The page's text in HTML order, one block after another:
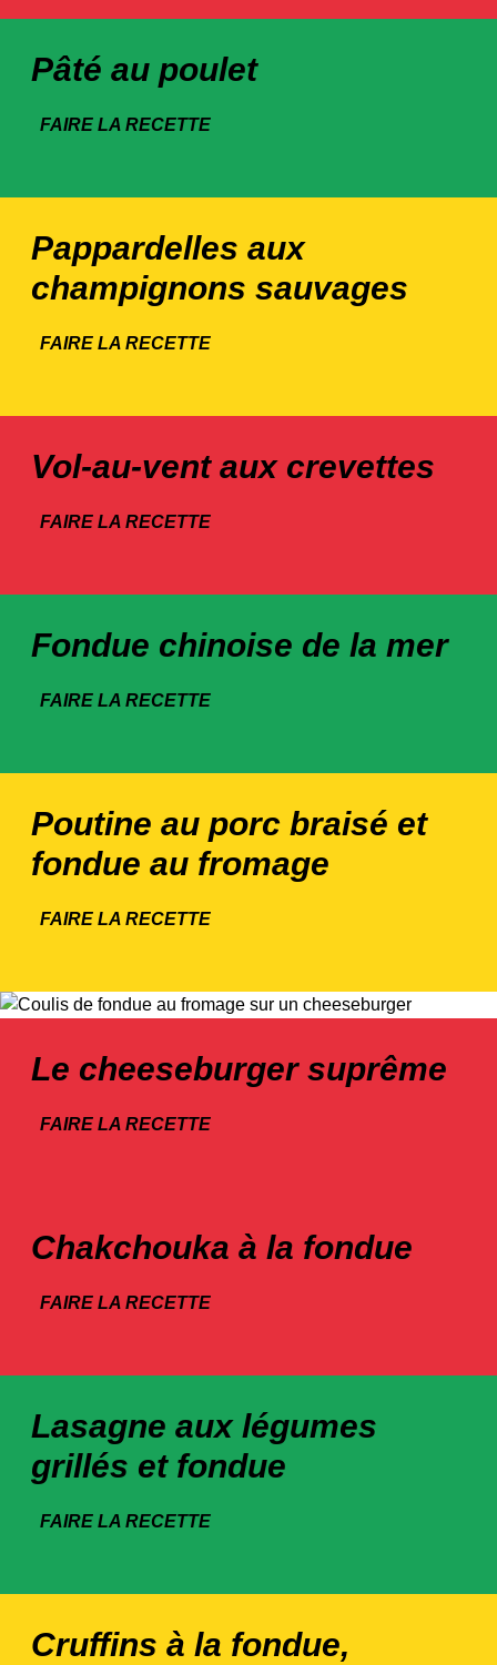
Pâté au poulet
FAIRE LA RECETTE
Pappardelles aux
champignons sauvages
FAIRE LA RECETTE
Vol-au-vent aux crevettes
FAIRE LA RECETTE
Fondue chinoise de la mer
FAIRE LA RECETTE
Poutine au porc braisé et
fondue au fromage
FAIRE LA RECETTE
Le cheeseburger suprême
FAIRE LA RECETTE
Chakchouka à la fondue
FAIRE LA RECETTE
Lasagne aux légumes
grillés et fondue
FAIRE LA RECETTE
Cruffins à la fondue,